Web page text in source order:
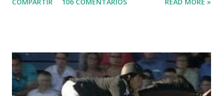
-EPAILLARD 7 GIG AMAI M WHITAKER 8 SILVANA DU
POWER - MILLAR 5 ARMANIE -VOORN 6 QUERLYBET
HERO -LEJAUNE 7 MO CHROI - O’BRIEN 8 CARMENA Z -
BREEN 9 JALLA DE GAVIERE -RAMZY AL DUHAMI 10